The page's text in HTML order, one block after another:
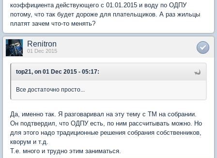
коэффициента действующего с 01.01.2015 и воду по ОДПУ
потому, что так будет дороже для плательщиков. А раз жильцы
платят зачем что-то менять?
Renitron
01 Dec 2015
top21, on 01 Dec 2015 - 05:17:
Все достаточно просто...
Да, именно так. Я разговаривал на эту тему с ТМ на собрании.
Он подтвердил, что ОДПУ есть, по ним рассчитывать можно. Но
для этого надо традиционные решения собрания собственников,
кворум и т.д.
Т.е. много и трудно этим заниматься.